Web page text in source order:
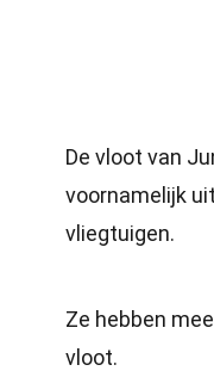
De vloot van
voornamelijk
vliegtuigen.
Ze hebben
vloot.